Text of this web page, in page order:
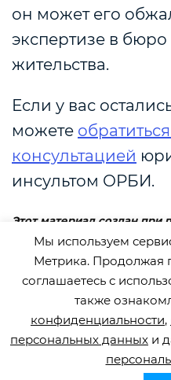
он может его
экспертизе в
жительства.
Если у вас
можете
консультацией
инсультом ОРБИ.
Этот материал создан
президентских грантов.
2024 года.
Поделиться
Мы используем
Метрика. Продолжая
соглашаетесь с
также
конфиденциальности,
персональных данных и